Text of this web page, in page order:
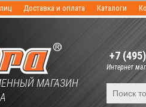
Доставка и оплата Каталоги
МАГАЗИН
+7
Интернет